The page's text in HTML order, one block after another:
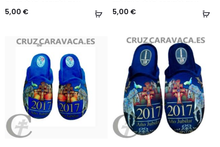
Añadir
carrito
5,00 €
5,00 €